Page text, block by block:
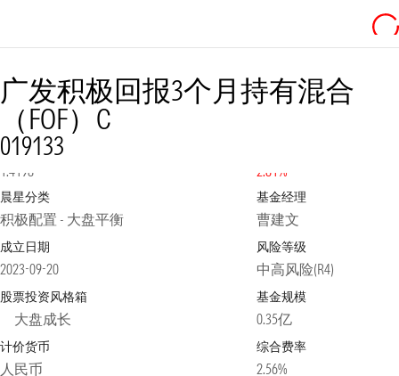
广发积极回报3个月持有混合
（FOF）C
019133
净值2026-08-05
1.4198 2.81%
晨星分类
积极配置 - 大盘平衡
基金经理
曹建文
成立日期
2023-09-20
风险等级
中高风险(R4)
股票投资风格箱
大盘成长
基金规模
0.35亿
计价货币
人民币
综合费率
2.56%